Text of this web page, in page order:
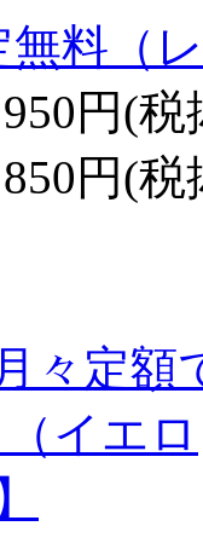
料（
円(税
円(税